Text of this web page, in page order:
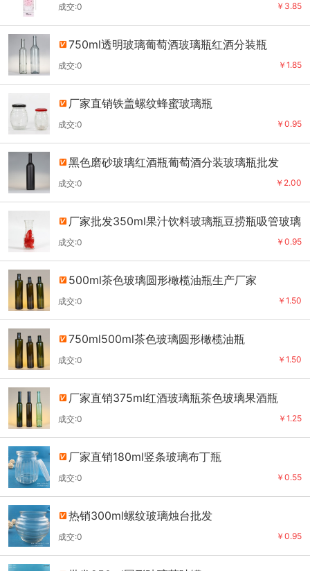
￥3.85
成交:0
750ml透明玻璃葡萄酒玻璃瓶红酒分装瓶
￥1.85
成交:0
厂家直销铁盖螺纹蜂蜜玻璃瓶
￥0.95
成交:0
黑色磨砂玻璃红酒瓶葡萄酒分装玻璃瓶批发
￥2.00
成交:0
厂家批发350ml果汁饮料玻璃瓶豆捞瓶吸管玻璃
瓶
￥0.95
成交:0
500ml茶色玻璃圆形橄榄油瓶生产厂家
￥1.50
成交:0
750ml500ml茶色玻璃圆形橄榄油瓶
￥1.50
成交:0
厂家直销375ml红酒玻璃瓶茶色玻璃果酒瓶
￥1.25
成交:0
厂家直销180ml竖条玻璃布丁瓶
￥0.55
成交:0
热销300ml螺纹玻璃烛台批发
￥0.95
成交:0